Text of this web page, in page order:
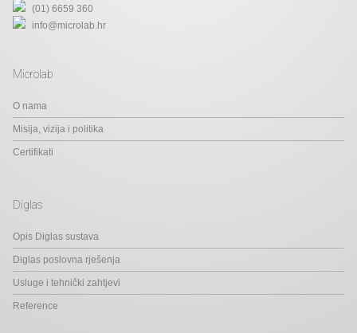
(01) 6659 360
info@microlab.hr
Microlab
O nama
Misija, vizija i politika
Certifikati
Diglas
Opis Diglas sustava
Diglas poslovna rješenja
Usluge i tehnički zahtjevi
Reference